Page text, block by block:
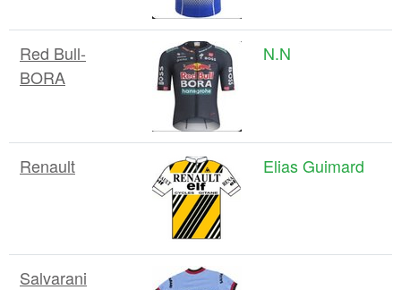
Red Bull-
BORA
N.N
Renault Elias Guimard
Salvarani